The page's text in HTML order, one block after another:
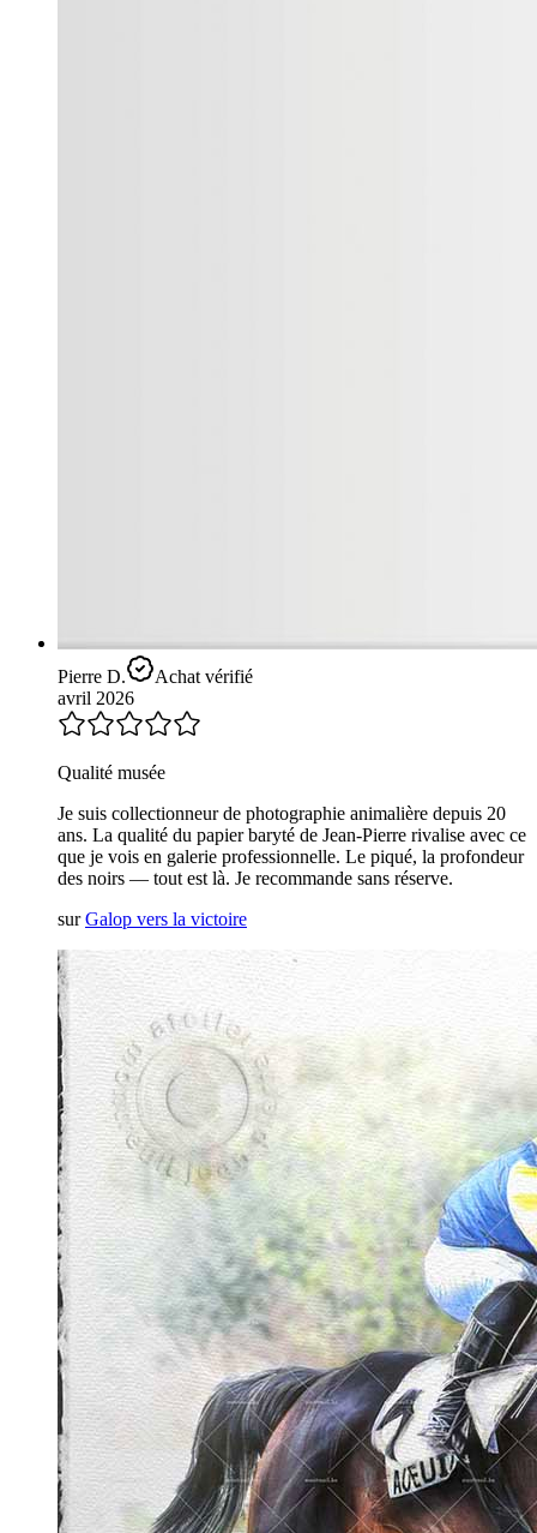
Pierre D.
Achat vérifié
avril 2026
Qualité musée
Je suis collectionneur de photographie animalière depuis 20
ans. La qualité du papier baryté de Jean-Pierre rivalise avec ce
que je vois en galerie professionnelle. Le piqué, la profondeur
des noirs — tout est là. Je recommande sans réserve.
sur Galop vers la victoire